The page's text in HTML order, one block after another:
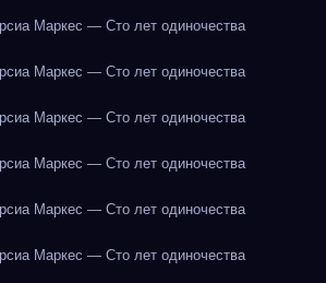
Маркес — Сто лет одиночества
Маркес — Сто лет одиночества
Маркес — Сто лет одиночества
Маркес — Сто лет одиночества
Маркес — Сто лет одиночества
Маркес — Сто лет одиночества